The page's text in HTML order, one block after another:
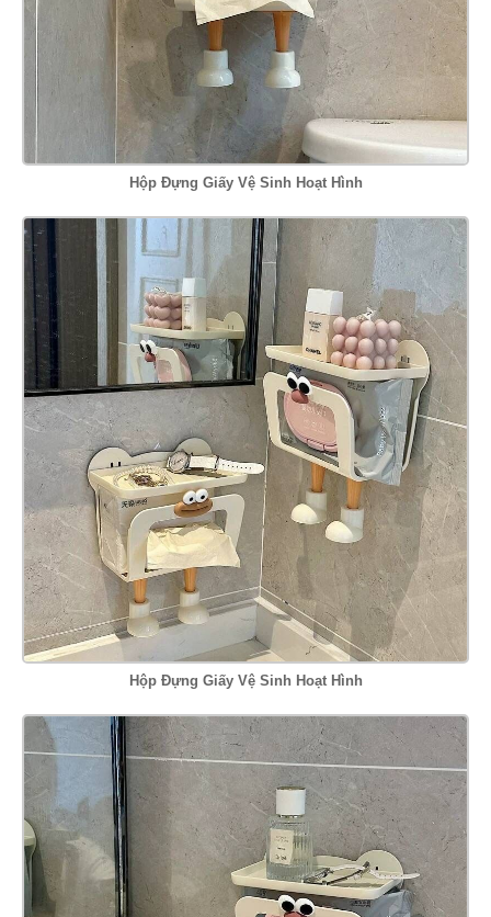
Hộp Đựng Giấy Vệ Sinh Hoạt Hình
Hộp Đựng Giấy Vệ Sinh Hoạt Hình